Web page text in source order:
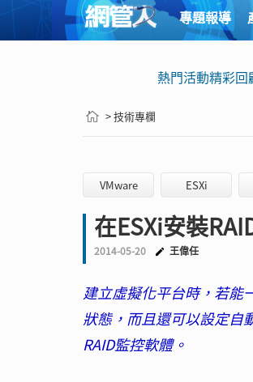
專題報導
熱門活動精彩回
> 技術專欄
VMware ESXi
在ESXi安裝
2014-05-20 王偉任
建立虛擬化平台時，若能
狀態，而且還可以設定自
RAID監控軟體。